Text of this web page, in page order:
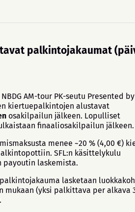
palkintojakaumat
AM-tour PK-seutu Presented by
kiertuepalkintojen alustavat
osakilpailun jälkeen. Lopulliset
finaaliosakilpailun jälkeen.
menee ~20 % (4,00 €)
SFL:n käsittelykulu
payoutin laskemista.
lasketaan
mukaan (yksi palkittava per alkava